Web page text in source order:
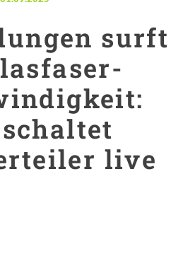
surft
schaltet
live